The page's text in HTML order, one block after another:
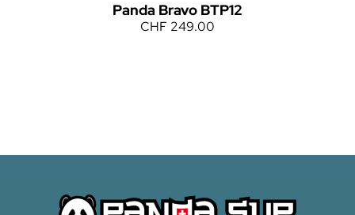
Panda Bravo BTP12
CHF 249.00